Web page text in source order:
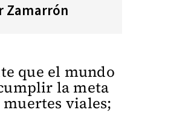
Zamarrón
que el mundo
la meta
viales;